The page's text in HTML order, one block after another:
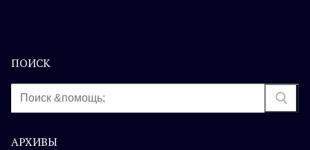
ПОИСК
Найти:
АРХИВЫ